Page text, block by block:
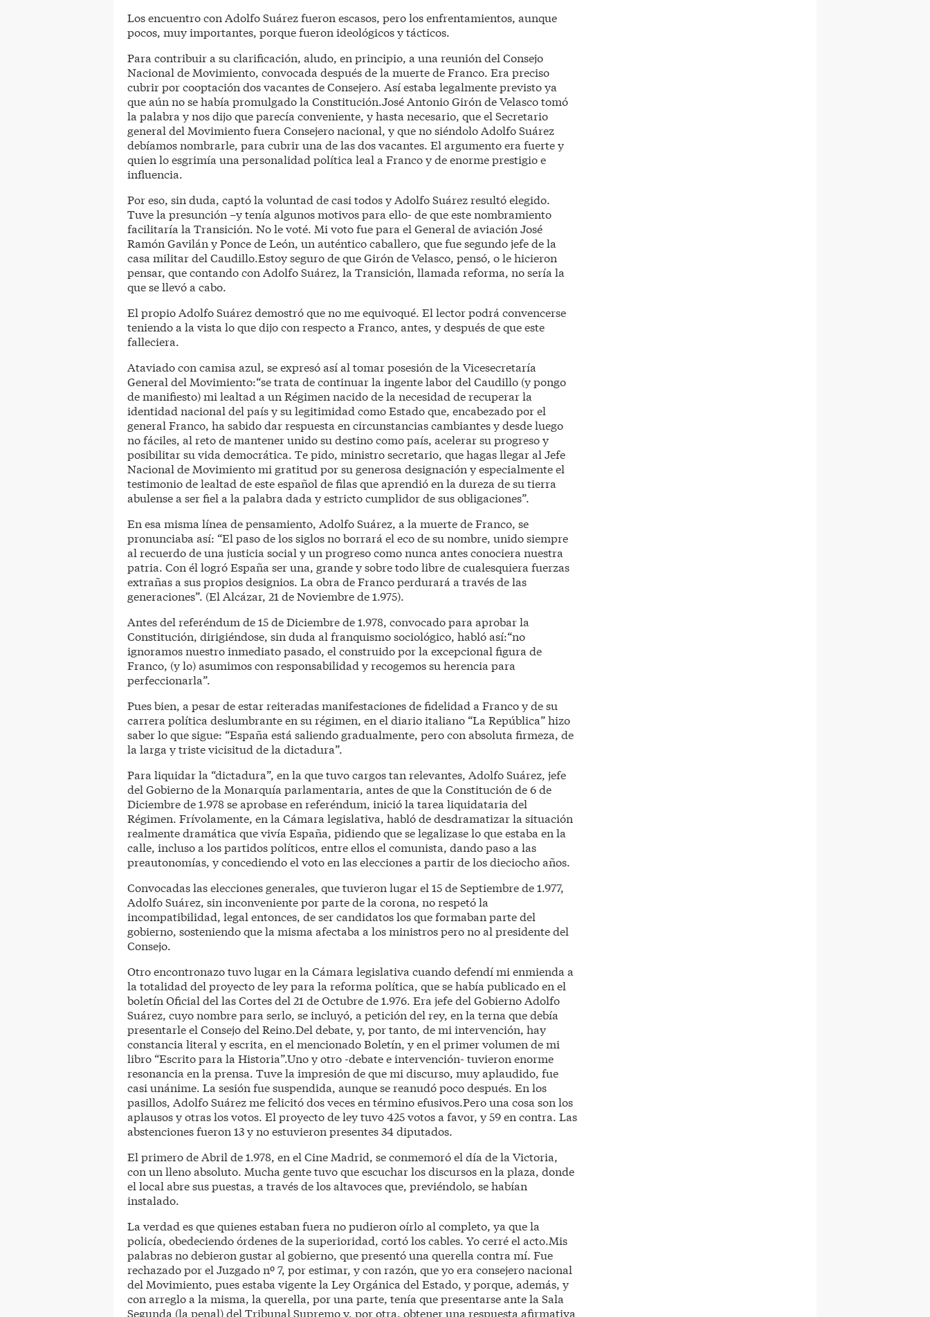
Los encuentro con Adolfo Suárez fueron escasos, pero los enfrentamientos, aunque
pocos, muy importantes, porque fueron ideológicos y tácticos.
Para contribuir a su clarificación, aludo, en principio, a una reunión del Consejo
Nacional de Movimiento, convocada después de la muerte de Franco. Era preciso
cubrir por cooptación dos vacantes de Consejero. Así estaba legalmente previsto ya
que aún no se había promulgado la Constitución.José Antonio Girón de Velasco tomó
la palabra y nos dijo que parecía conveniente, y hasta necesario, que el Secretario
general del Movimiento fuera Consejero nacional, y que no siéndolo Adolfo Suárez
debíamos nombrarle, para cubrir una de las dos vacantes. El argumento era fuerte y
quien lo esgrimía una personalidad política leal a Franco y de enorme prestigio e
influencia.
Por eso, sin duda, captó la voluntad de casi todos y Adolfo Suárez resultó elegido.
Tuve la presunción –y tenía algunos motivos para ello- de que este nombramiento
facilitaría la Transición. No le voté. Mi voto fue para el General de aviación José
Ramón Gavilán y Ponce de León, un auténtico caballero, que fue segundo jefe de la
casa militar del Caudillo.Estoy seguro de que Girón de Velasco, pensó, o le hicieron
pensar, que contando con Adolfo Suárez, la Transición, llamada reforma, no sería la
que se llevó a cabo.
El propio Adolfo Suárez demostró que no me equivoqué. El lector podrá convencerse
teniendo a la vista lo que dijo con respecto a Franco, antes, y después de que este
falleciera.
Ataviado con camisa azul, se expresó así al tomar posesión de la Vicesecretaría
General del Movimiento:“se trata de continuar la ingente labor del Caudillo (y pongo
de manifiesto) mi lealtad a un Régimen nacido de la necesidad de recuperar la
identidad nacional del país y su legitimidad como Estado que, encabezado por el
general Franco, ha sabido dar respuesta en circunstancias cambiantes y desde luego
no fáciles, al reto de mantener unido su destino como país, acelerar su progreso y
posibilitar su vida democrática. Te pido, ministro secretario, que hagas llegar al Jefe
Nacional de Movimiento mi gratitud por su generosa designación y especialmente el
testimonio de lealtad de este español de filas que aprendió en la dureza de su tierra
abulense a ser fiel a la palabra dada y estricto cumplidor de sus obligaciones”.
En esa misma línea de pensamiento, Adolfo Suárez, a la muerte de Franco, se
pronunciaba así: “El paso de los siglos no borrará el eco de su nombre, unido siempre
al recuerdo de una justicia social y un progreso como nunca antes conociera nuestra
patria. Con él logró España ser una, grande y sobre todo libre de cualesquiera fuerzas
extrañas a sus propios designios. La obra de Franco perdurará a través de las
generaciones”. (El Alcázar, 21 de Noviembre de 1.975).
Antes del referéndum de 15 de Diciembre de 1.978, convocado para aprobar la
Constitución, dirigiéndose, sin duda al franquismo sociológico, habló así:“no
ignoramos nuestro inmediato pasado, el construido por la excepcional figura de
Franco, (y lo) asumimos con responsabilidad y recogemos su herencia para
perfeccionarla”.
Pues bien, a pesar de estar reiteradas manifestaciones de fidelidad a Franco y de su
carrera política deslumbrante en su régimen, en el diario italiano “La República” hizo
saber lo que sigue: “España está saliendo gradualmente, pero con absoluta firmeza, de
la larga y triste vicisitud de la dictadura”.
Para liquidar la “dictadura”, en la que tuvo cargos tan relevantes, Adolfo Suárez, jefe
del Gobierno de la Monarquía parlamentaria, antes de que la Constitución de 6 de
Diciembre de 1.978 se aprobase en referéndum, inició la tarea liquidataria del
Régimen. Frívolamente, en la Cámara legislativa, habló de desdramatizar la situación
realmente dramática que vivía España, pidiendo que se legalizase lo que estaba en la
calle, incluso a los partidos políticos, entre ellos el comunista, dando paso a las
preautonomías, y concediendo el voto en las elecciones a partir de los dieciocho años.
Convocadas las elecciones generales, que tuvieron lugar el 15 de Septiembre de 1.977,
Adolfo Suárez, sin inconveniente por parte de la corona, no respetó la
incompatibilidad, legal entonces, de ser candidatos los que formaban parte del
gobierno, sosteniendo que la misma afectaba a los ministros pero no al presidente del
Consejo.
Otro encontronazo tuvo lugar en la Cámara legislativa cuando defendí mi enmienda a
la totalidad del proyecto de ley para la reforma política, que se había publicado en el
boletín Oficial del las Cortes del 21 de Octubre de 1.976. Era jefe del Gobierno Adolfo
Suárez, cuyo nombre para serlo, se incluyó, a petición del rey, en la terna que debía
presentarle el Consejo del Reino.Del debate, y, por tanto, de mi intervención, hay
constancia literal y escrita, en el mencionado Boletín, y en el primer volumen de mi
libro “Escrito para la Historia”.Uno y otro -debate e intervención- tuvieron enorme
resonancia en la prensa. Tuve la impresión de que mi discurso, muy aplaudido, fue
casi unánime. La sesión fue suspendida, aunque se reanudó poco después. En los
pasillos, Adolfo Suárez me felicitó dos veces en término efusivos.Pero una cosa son los
aplausos y otras los votos. El proyecto de ley tuvo 425 votos a favor, y 59 en contra. Las
abstenciones fueron 13 y no estuvieron presentes 34 diputados.
El primero de Abril de 1.978, en el Cine Madrid, se conmemoró el día de la Victoria,
con un lleno absoluto. Mucha gente tuvo que escuchar los discursos en la plaza, donde
el local abre sus puestas, a través de los altavoces que, previéndolo, se habían
instalado.
La verdad es que quienes estaban fuera no pudieron oírlo al completo, ya que la
policía, obedeciendo órdenes de la superioridad, cortó los cables. Yo cerré el acto.Mis
palabras no debieron gustar al gobierno, que presentó una querella contra mí. Fue
rechazado por el Juzgado nº 7, por estimar, y con razón, que yo era consejero nacional
del Movimiento, pues estaba vigente la Ley Orgánica del Estado, y porque, además, y
con arreglo a la misma, la querella, por una parte, tenía que presentarse ante la Sala
Segunda (la penal) del Tribunal Supremo y, por otra, obtener una respuesta afirmativa